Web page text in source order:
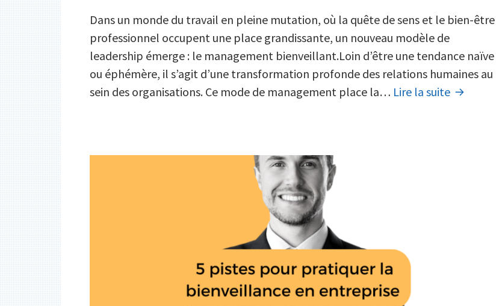
management
bienveillant
:
quand
l’humanité
Dans un monde du travail en pleine mutation, où la quête de sens et le bien-être
professionnel occupent une place grandissante, un nouveau modèle de
leadership émerge : le management bienveillant.Loin d’être une tendance naïve
ou éphémère, il s’agit d’une transformation profonde des relations humaines au
sein des organisations. Ce mode de management place la… Lire la suite Le